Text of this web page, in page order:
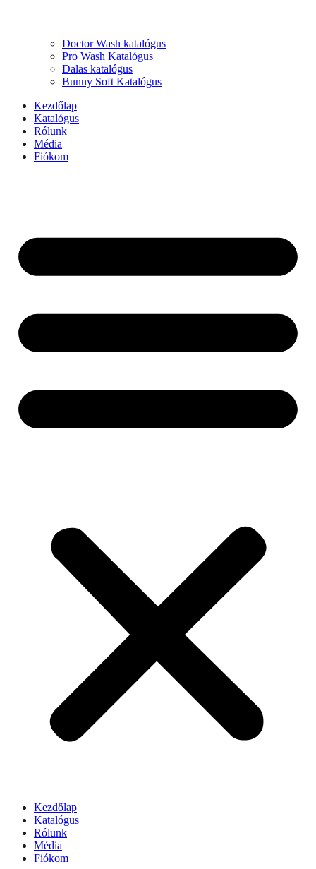
Doctor Wash katalógus
Pro Wash Katalógus
Dalas katalógus
Bunny Soft Katalógus
Kezdőlap
Katalógus
Rólunk
Média
Fiókom
Kezdőlap
Katalógus
Rólunk
Média
Fiókom